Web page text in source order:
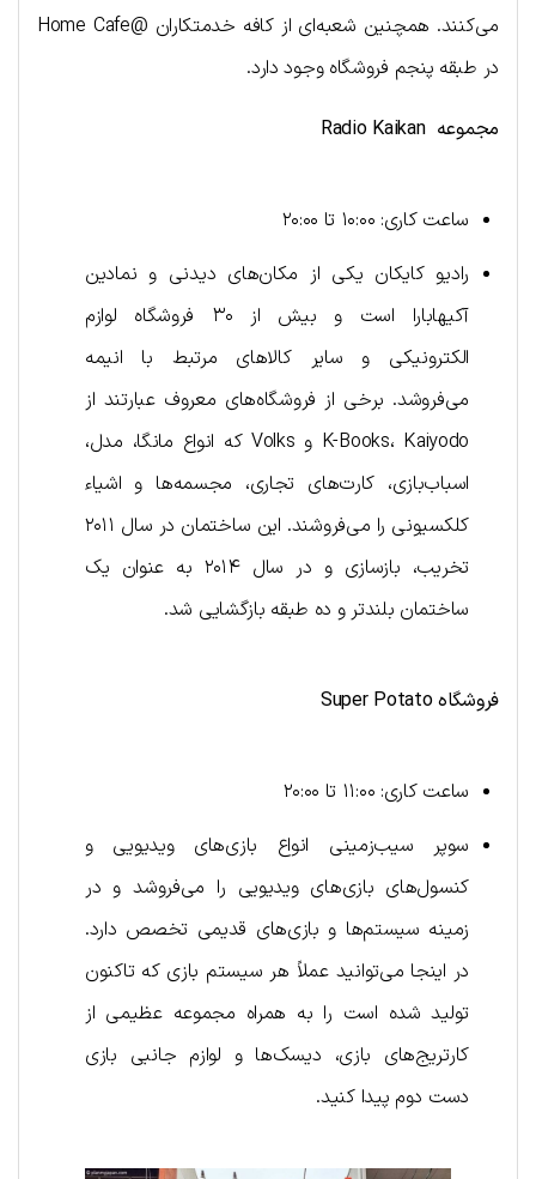
می‌کنند. همچنین شعبه‌ای از کافه خدمتکاران @Home Cafe
در طبقه پنجم فروشگاه وجود دارد.
مجموعه Radio Kaikan
ساعت کاری: ۱۰:۰۰ تا ۲۰:۰۰
رادیو کایکان یکی از مکان‌های دیدنی و نمادین
آکیهابارا است و بیش از ۳۰ فروشگاه لوازم
الکترونیکی و سایر کالاهای مرتبط با انیمه
می‌فروشد. برخی از فروشگاه‌های معروف عبارتند از
K-Books، Kaiyodo و Volks که انواع مانگا، مدل،
اسباب‌بازی، کارت‌های تجاری، مجسمه‌ها و اشیاء
کلکسیونی را می‌فروشند. این ساختمان در سال ۲۰۱۱
تخریب، بازسازی و در سال ۲۰۱۴ به عنوان یک
ساختمان بلندتر و ده طبقه بازگشایی شد.
فروشگاهSuper Potato
ساعت کاری: ۱۱:۰۰ تا ۲۰:۰۰
سوپر سیب‌زمینی انواع بازی‌های ویدیویی و
کنسول‌های بازی‌های ویدیویی را می‌فروشد و در
زمینه سیستم‌ها و بازی‌های قدیمی تخصص دارد.
در اینجا می‌توانید عملاً هر سیستم بازی که تاکنون
تولید شده است را به همراه مجموعه عظیمی از
کارتریج‌های بازی، دیسک‌ها و لوازم جانبی بازی
دست دوم پیدا کنید.